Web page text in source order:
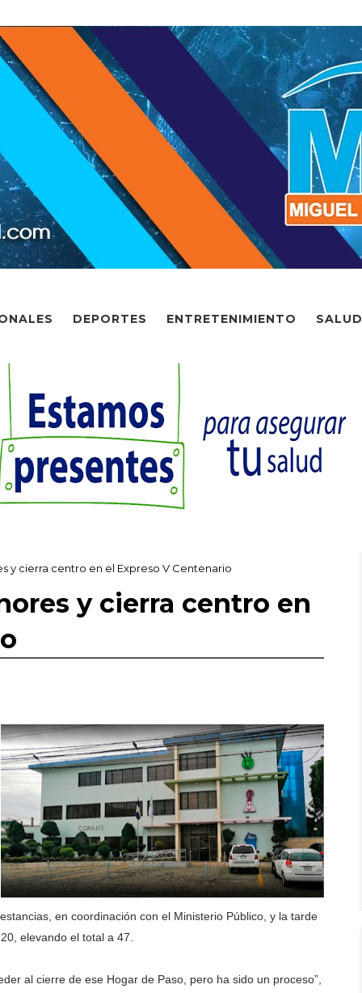
DEPORTES ENTRETENIMIENTO SALUD
y cierra centro en el Expreso V Centenario
y cierra centro en
en coordinación con el Ministerio Público, y la tarde
elevando el total a 47.
al cierre de ese Hogar de Paso, pero ha sido un proceso”,